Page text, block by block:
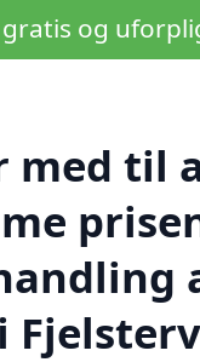
gratis og
med til